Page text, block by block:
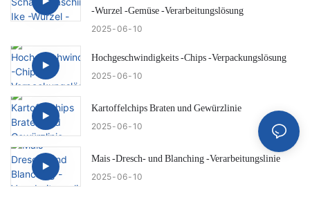
-Wurzel -Gemüse -Verarbeitungslösung
2025 06 10
Hochgeschwindigkeits -Chips -Verpackungslösung
2025 06 10
Kartoffelchips Braten und Gewürzlinie
2025 06 10
Mais -Dresch- und Blanching -Verarbeitungslinie
2025 06 10